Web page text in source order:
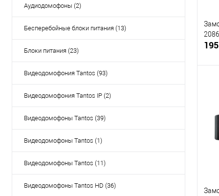
Аудиодомофоны (2)
Бесперебойные блоки питания (13)
Блоки питания (23)
Видеодомофония Tantos (93)
Видеодомофония Tantos IP (2)
Видеодомофоны Tantos (39)
Видеодомофоны Tantos (1)
Видеодомофоны Tantos (11)
Видеодомофоны Tantos HD (36)
В